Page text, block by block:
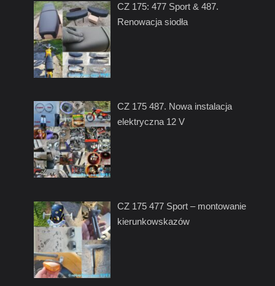
CZ 175: 477 Sport & 487.
Renowacja siodła
CZ 175 487. Nowa instalacja
elektryczna 12 V
CZ 175 477 Sport – montowanie
kierunkowskazów